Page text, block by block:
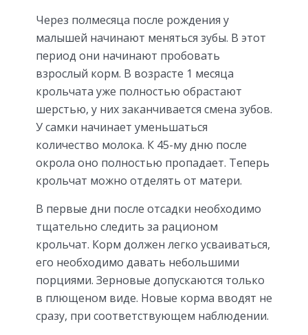
Через полмесяца после рождения у
малышей начинают меняться зубы. В этот
период они начинают пробовать
взрослый корм. В возрасте 1 месяца
крольчата уже полностью обрастают
шерстью, у них заканчивается смена зубов.
У самки начинает уменьшаться
количество молока. К 45-му дню после
окрола оно полностью пропадает. Теперь
крольчат можно отделять от матери.
В первые дни после отсадки необходимо
тщательно следить за рационом
крольчат. Корм должен легко усваиваться,
его необходимо давать небольшими
порциями. Зерновые допускаются только
в плющеном виде. Новые корма вводят не
сразу, при соответствующем наблюдении.